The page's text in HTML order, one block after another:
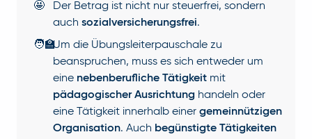
🤩
Der Betrag ist nicht nur steuerfrei, sondern
auch sozialversicherungsfrei.
🧑‍🏫Um die Übungsleiterpauschale zu
beanspruchen, muss es sich entweder um
eine nebenberufliche Tätigkeit mit
pädagogischer Ausrichtung handeln oder
eine Tätigkeit innerhalb einer gemeinnützigen
Organisation. Auch begünstigte Tätigkeiten